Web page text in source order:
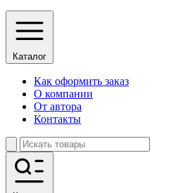
Каталог
Как оформить заказ
О компании
От автора
Контакты